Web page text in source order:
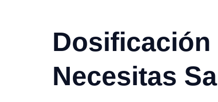
Dosificación
Necesitas